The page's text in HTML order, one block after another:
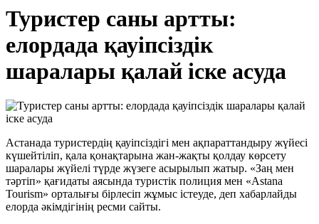
Туристер саны артты:
елордада қауіпсіздік
шаралары қалай іске асуда
Астанада туристердің қауіпсіздігі мен ақпараттандыру жүйесі
күшейтіліп, қала қонақтарына жан-жақты қолдау көрсету
шаралары жүйелі түрде жүзеге асырылып жатыр. «Заң мен
тәртіп» қағидаты аясында туристік полиция мен «Astana
Tourism» орталығы бірлесіп жұмыс істеуде, деп хабарлайды
елорда әкімдігінің ресми сайты.